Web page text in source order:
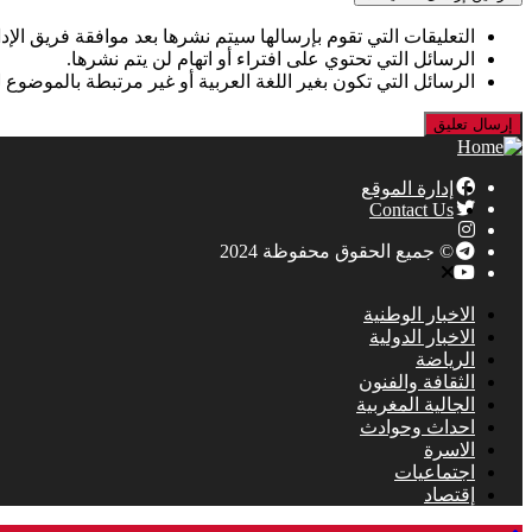
التعليقات التي تقوم بإرسالها سيتم نشرها بعد موافقة فريق
الرسائل التي تحتوي على افتراء أو اتهام لن يتم نشرها.
الرسائل التي تكون بغير اللغة العربية أو غير مرتبطة
إدارة الموقع
Contact Us
© جميع الحقوق محفوظة 2024
الاخبار الوطنية
الاخبار الدولية
الرياضة
الثقافة والفنون
الجالية المغربية
احداث وحوادث
الاسرة
اجتماعيات
إقتصاد